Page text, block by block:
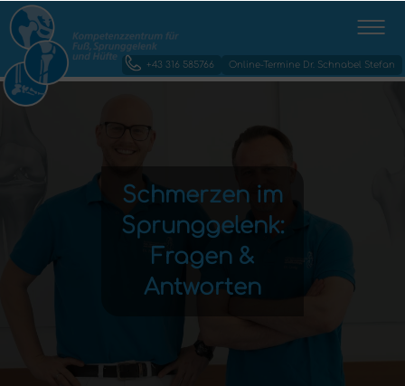
+43 316 585766 Online-Termine Dr. Schnabel Stefan
Schmerzen im
Sprunggelenk:
Fragen &
Antworten